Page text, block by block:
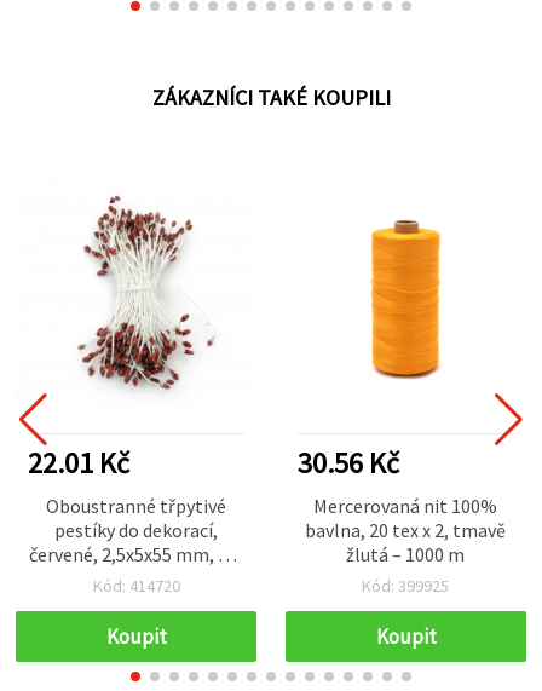
ZÁKAZNÍCI TAKÉ KOUPILI
22.01 Kč
Oboustranné třpytivé
pestíky do dekorací,
červené, 2,5x5x55 mm, cca
150 ks — výroba květin,
přání, DIY dekorace
Kód: 414720
Koupit
30.56 Kč
Mercerovaná nit 100%
bavlna, 20 tex x 2, tmavě
žlutá – 1000 m
Kód: 399925
Koupit